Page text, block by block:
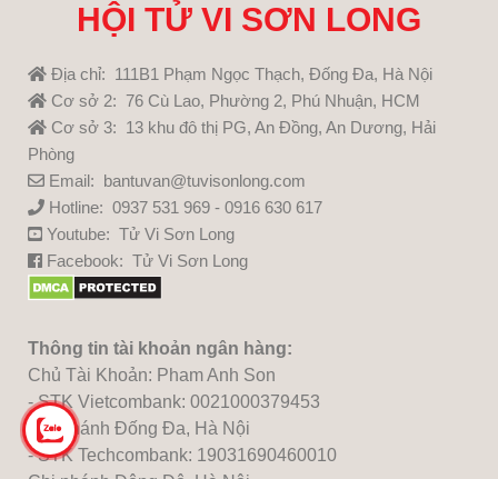
HỘI TỬ VI SƠN LONG
Địa chỉ: 111B1 Phạm Ngọc Thạch, Đống Đa, Hà Nội
Cơ sở 2: 76 Cù Lao, Phường 2, Phú Nhuận, HCM
Cơ sở 3: 13 khu đô thị PG, An Đồng, An Dương, Hải
Phòng
Email: bantuvan@tuvisonlong.com
Hotline: 0937 531 969 - 0916 630 617
Youtube: Tử Vi Sơn Long
Facebook: Tử Vi Sơn Long
Thông tin tài khoản ngân hàng:
Chủ Tài Khoản: Pham Anh Son
- STK Vietcombank: 0021000379453
Chi nhánh Đống Đa, Hà Nội
- STK Techcombank: 19031690460010